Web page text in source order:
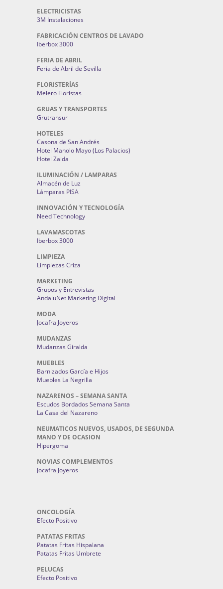
ELECTRICISTAS
3M Instalaciones
FABRICACIÓN CENTROS DE LAVADO
Iberbox 3000
FERIA DE ABRIL
Feria de Abril de Sevilla
FLORISTERÍAS
Melero Floristas
GRUAS Y TRANSPORTES
Grutransur
HOTELES
Casona de San Andrés
Hotel Manolo Mayo (Los Palacios)
Hotel Zaida
ILUMINACIÓN / LAMPARAS
Almacén de Luz
Lámparas PISA
INNOVACIÓN Y TECNOLOGÍA
Need Technology
LAVAMASCOTAS
Iberbox 3000
LIMPIEZA
Limpiezas Criza
MARKETING
Grupos y Entrevistas
AndaluNet Marketing Digital
MODA
Jocafra Joyeros
MUDANZAS
Mudanzas Giralda
MUEBLES
Barnizados García e Hijos
Muebles La Negrilla
NAZARENOS – SEMANA SANTA
Escudos Bordados Semana Santa
La Casa del Nazareno
NEUMATICOS NUEVOS, USADOS, DE SEGUNDA
MANO Y DE OCASION
Hipergoma
NOVIAS COMPLEMENTOS
Jocafra Joyeros
ONCOLOGÍA
Efecto Positivo
PATATAS FRITAS
Patatas Fritas Hispalana
Patatas Fritas Umbrete
PELUCAS
Efecto Positivo